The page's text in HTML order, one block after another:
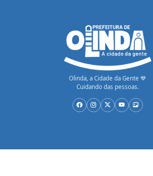
Olinda, a Cidade da Gente 💙
Cuidando das pessoas.